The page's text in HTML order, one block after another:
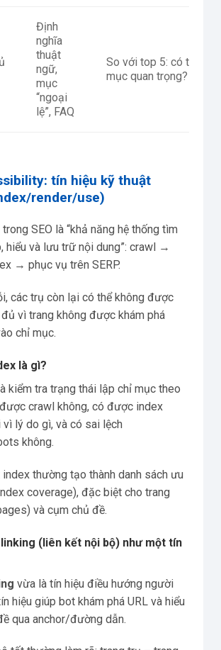
Định
nghĩa
thuật
ngữ,
mục
“ngoại
lệ”, FAQ
So với top 5: có thiếu
mục quan trọng?
tín hiệu kỹ thuật
render/use)
SEO là “khả năng hệ thống tìm
hiểu và lưu trữ nội dung”: crawl →
→ phục vụ trên SERP.
các trụ còn lại có thể không được
vì trang không được khám phá
chỉ mục.
là gì?
kiểm tra trạng thái lập chỉ mục theo
crawl không, có được index
lý do gì, và có sai lệch
không.
thường tạo thành danh sách ưu
coverage), đặc biệt cho trang
và cụm chủ đề.
(liên kết nội bộ) như một tín
vừa là tín hiệu điều hướng người
hiệu giúp bot khám phá URL và hiểu
qua anchor/đường dẫn.